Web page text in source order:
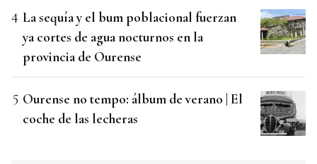
La sequía y el bum poblacional fuerzan
ya cortes de agua nocturnos en la
provincia de Ourense
Ourense no tempo: álbum de verano | El
coche de las lecheras